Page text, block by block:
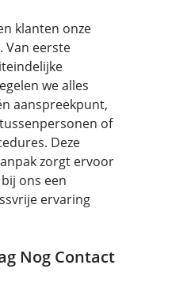
klanten onze
Van eerste
we alles
aanspreekpunt,
of
Deze
zorgt ervoor
ons een
ervaring
Nog Contact